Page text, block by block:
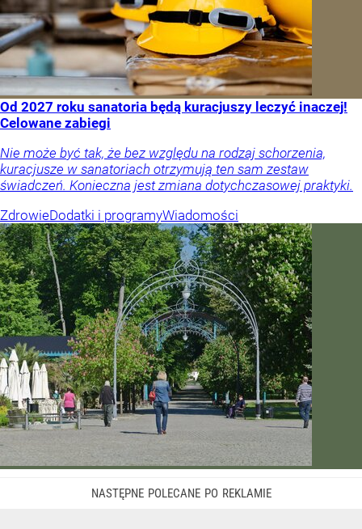
Od 2027 roku sanatoria będą kuracjuszy leczyć inaczej!
Celowane zabiegi
Nie może być tak, że bez względu na rodzaj schorzenia,
kuracjusze w sanatoriach otrzymują ten sam zestaw
świadczeń. Konieczna jest zmiana dotychczasowej praktyki.
ZdrowieDodatki i programyWiadomości